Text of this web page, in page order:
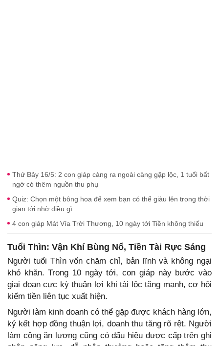
Thứ Bảy 16/5: 2 con giáp càng ra ngoài càng gặp lộc, 1 tuổi bất
ngờ có thêm nguồn thu phụ
Quiz: Chọn một bông hoa để xem bạn có thể giàu lên trong thời
gian tới nhờ điều gì
4 con giáp Mát Vía Trời Thương, 10 ngày tới Tiền không thiếu
Tuổi Thìn: Vận Khí Bùng Nổ, Tiền Tài Rực Sáng
Người tuổi Thìn vốn chăm chỉ, bản lĩnh và không ngại
khó khăn. Trong 10 ngày tới, con giáp này bước vào
giai đoạn cực kỳ thuận lợi khi tài lộc tăng mạnh, cơ hội
kiếm tiền liên tục xuất hiện.
Người làm kinh doanh có thể gặp được khách hàng lớn,
ký kết hợp đồng thuận lợi, doanh thu tăng rõ rệt. Người
làm công ăn lương cũng có dấu hiệu được cấp trên ghi